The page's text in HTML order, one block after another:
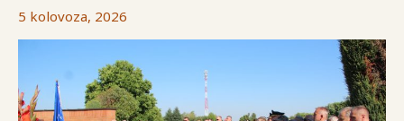
5 kolovoza, 2026